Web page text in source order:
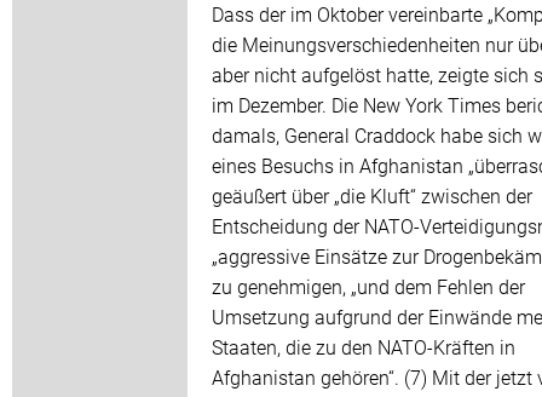
Dass der im Oktober vereinbarte
die Meinungsverschiedenheiten nur
aber nicht aufgelöst hatte, zeigte sich
im Dezember. Die New York Times
damals, General Craddock habe sich
eines Besuchs in Afghanistan
geäußert über „die Kluft“ zwischen der
Entscheidung der NATO-
„aggressive Einsätze zur
zu genehmigen, „und dem Fehlen der
Umsetzung aufgrund der Einwände
Staaten, die zu den NATO-Kräften in
Afghanistan gehören“. (7) Mit der jetzt